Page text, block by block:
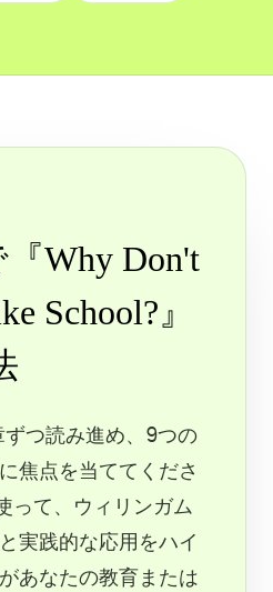
『Why Don't
School?』
ずつ読み進め、9つの
焦点を当ててくださ
って、ウィリンガム
実践的な応用をハイ
あなたの教育または